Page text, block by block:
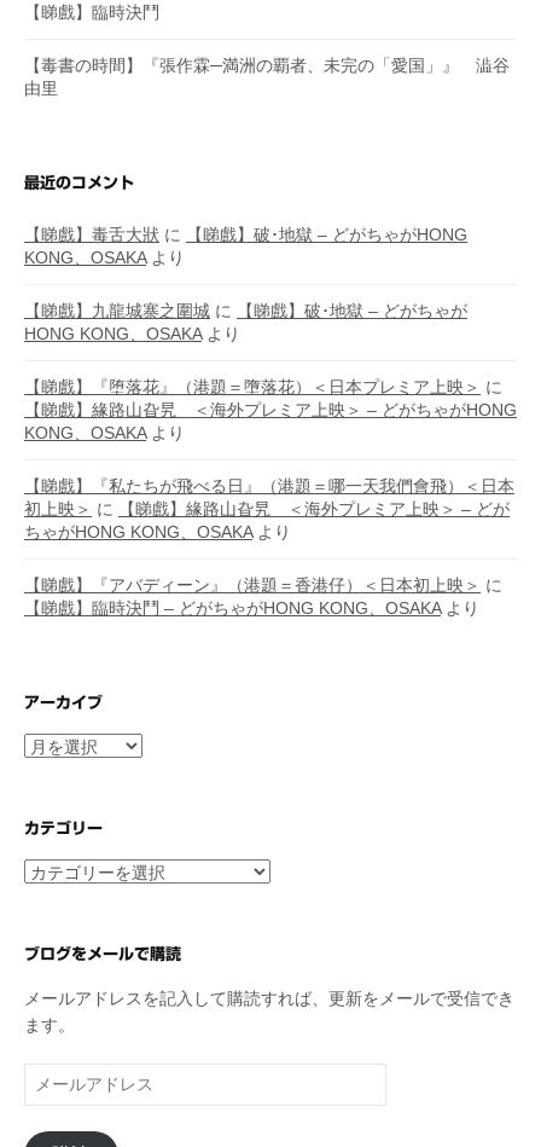
【睇戲】臨時決鬥
【毒書の時間】『張作霖─満洲の覇者、未完の「愛国」』 澁谷
由里
最近のコメント
【睇戲】毒舌大狀 に
【睇戲】破･地獄 – どがちゃがHONG
KONG、OSAKAより
【睇戲】九龍城寨之圍城 に
【睇戲】破･地獄 – どがちゃが
HONG KONG、OSAKAより
【睇戲】『堕落花』（港題＝墮落花）＜日本プレミア上映＞ に
【睇戲】緣路山旮旯 ＜海外プレミア上映＞ – どがちゃがHONG
KONG、OSAKAより
【睇戲】『私たちが飛べる日』（港題＝哪一天我們會飛）＜日本
初上映＞ に
【睇戲】緣路山旮旯 ＜海外プレミア上映＞ – どが
ちゃがHONG KONG、OSAKAより
【睇戲】『アバディーン』（港題＝香港仔）＜日本初上映＞ に
【睇戲】臨時決鬥 – どがちゃがHONG KONG、OSAKAより
アーカイブ
ア
イ
カテゴリー
カ
リ
ブログをメールで購読
メールアドレスを記入して購読すれば、更新をメールで受信でき
ます。
ー
ル